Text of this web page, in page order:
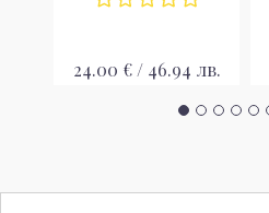
24.00 € / 46.94 лв.